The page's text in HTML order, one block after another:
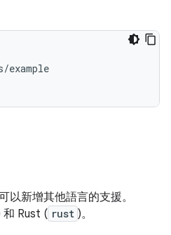
以新增其他語言的支援。
和 Rust ( rust )。